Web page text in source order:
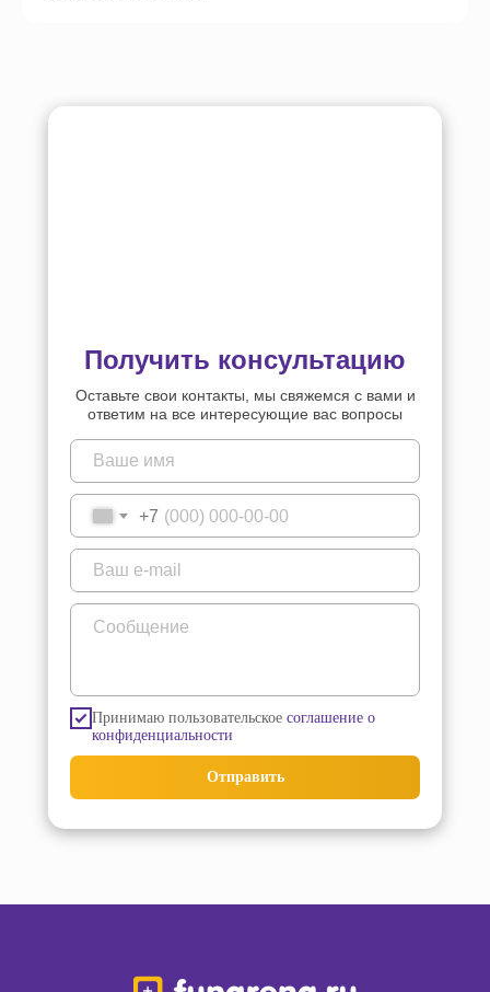
Получить консультацию
Оставьте свои контакты, мы свяжемся с вами и
ответим на все интересующие вас вопросы
+7
Принимаю пользовательское соглашение о
конфиденциальности
Отправить